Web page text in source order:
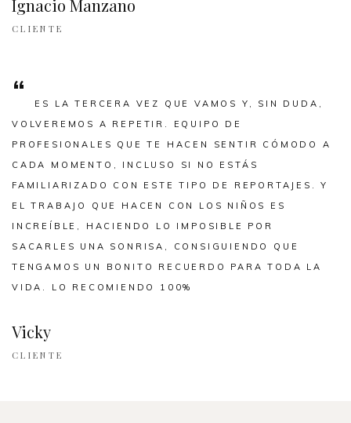
Ignacio Manzano
CLIENTE
“
ES LA TERCERA VEZ QUE VAMOS Y, SIN DUDA,
VOLVEREMOS A REPETIR. EQUIPO DE
PROFESIONALES QUE TE HACEN SENTIR CÓMODO A
CADA MOMENTO, INCLUSO SI NO ESTÁS
FAMILIARIZADO CON ESTE TIPO DE REPORTAJES. Y
EL TRABAJO QUE HACEN CON LOS NIÑOS ES
INCREÍBLE, HACIENDO LO IMPOSIBLE POR
SACARLES UNA SONRISA, CONSIGUIENDO QUE
TENGAMOS UN BONITO RECUERDO PARA TODA LA
VIDA. LO RECOMIENDO 100%
Vicky
CLIENTE